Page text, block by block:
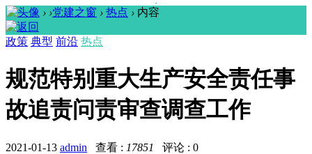
› ›党建之窗 › 热点 › 内容
政策 典型 前沿 热点
规范特别重大生产安全责任事
故追责问责审查调查工作
2021-01-13 admin 查看 : 17851 评论 : 0